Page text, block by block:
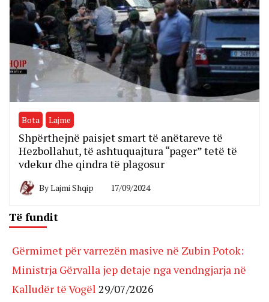
Bota Lajme
Shpërthejnë paisjet smart të anëtareve të
Hezbollahut, të ashtuquajtura “pager” tetë të
vdekur dhe qindra të plagosur
ByLajmi Shqip 17/09/2024
Të fundit
Gërmimet për varrezën masive në Zubin Potok:
Ministrja Gërvalla jep detaje nga vendngjarja në
Kalludër të Vogël 29/07/2026